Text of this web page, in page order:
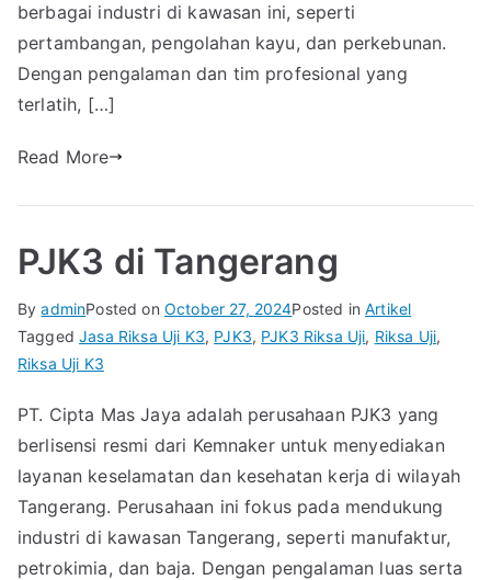
berbagai industri di kawasan ini, seperti
pertambangan, pengolahan kayu, dan perkebunan.
Dengan pengalaman dan tim profesional yang
terlatih, […]
Read More
PJK3 di Tangerang
ByadminPosted on October 27, 2024Posted inArtikel
TaggedJasa Riksa Uji K3, PJK3, PJK3 Riksa Uji, Riksa Uji,
Riksa Uji K3
PT. Cipta Mas Jaya adalah perusahaan PJK3 yang
berlisensi resmi dari Kemnaker untuk menyediakan
layanan keselamatan dan kesehatan kerja di wilayah
Tangerang. Perusahaan ini fokus pada mendukung
industri di kawasan Tangerang, seperti manufaktur,
petrokimia, dan baja. Dengan pengalaman luas serta